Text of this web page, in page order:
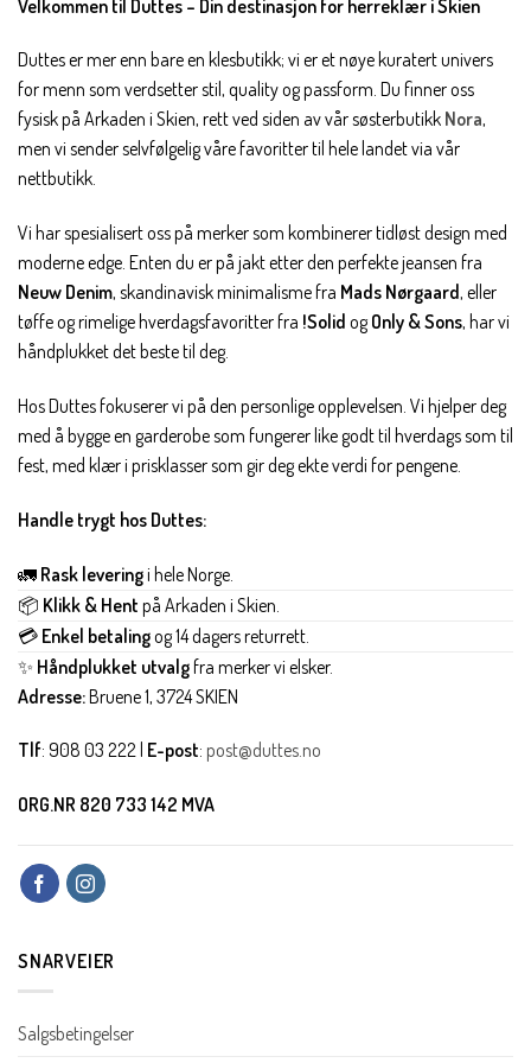
Velkommen til Duttes – Din destinasjon for herreklær i Skien
Duttes er mer enn bare en klesbutikk; vi er et nøye kuratert univers
for menn som verdsetter stil, quality og passform. Du finner oss
fysisk på Arkaden i Skien, rett ved siden av vår søsterbutikk Nora,
men vi sender selvfølgelig våre favoritter til hele landet via vår
nettbutikk.
Vi har spesialisert oss på merker som kombinerer tidløst design med
moderne edge. Enten du er på jakt etter den perfekte jeansen fra
Neuw Denim, skandinavisk minimalisme fra Mads Nørgaard, eller
tøffe og rimelige hverdagsfavoritter fra !Solid ogOnly & Sons, har vi
håndplukket det beste til deg.
Hos Duttes fokuserer vi på den personlige opplevelsen. Vi hjelper deg
med å bygge en garderobe som fungerer like godt til hverdags som til
fest, med klær i prisklasser som gir deg ekte verdi for pengene.
Handle trygt hos Duttes:
🚛 Rask leveringi hele Norge.
📦 Klikk & Hent på Arkaden i Skien.
💳 Enkel betalingog 14 dagers returrett.
✨ Håndplukket utvalgfra merker vi elsker.
Adresse:Bruene 1, 3724 SKIEN
Tlf: 908 03 222 | E-post: post@duttes.no
ORG.NR 820 733 142 MVA
SNARVEIER
Salgsbetingelser